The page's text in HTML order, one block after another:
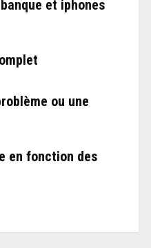
et iphones
ou une
en fonction des